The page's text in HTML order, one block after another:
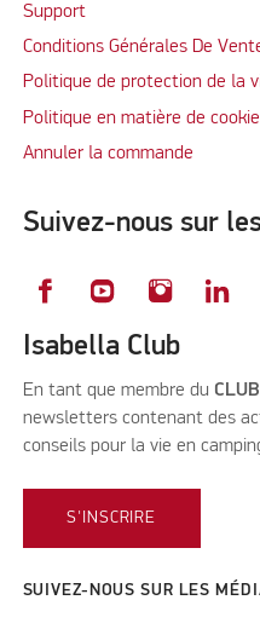
Support
Conditions Générales De
Politique de protection de la
Politique en matière de
Annuler la commande
Suivez-nous sur
Isabella Club
En tant que membre du
newsletters contenant des
conseils pour la vie en
S'INSCRIRE
SUIVEZ-NOUS SUR LES